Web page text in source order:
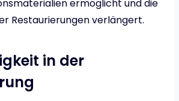
ermöglicht und die
Restaurierungen verlängert.
in der